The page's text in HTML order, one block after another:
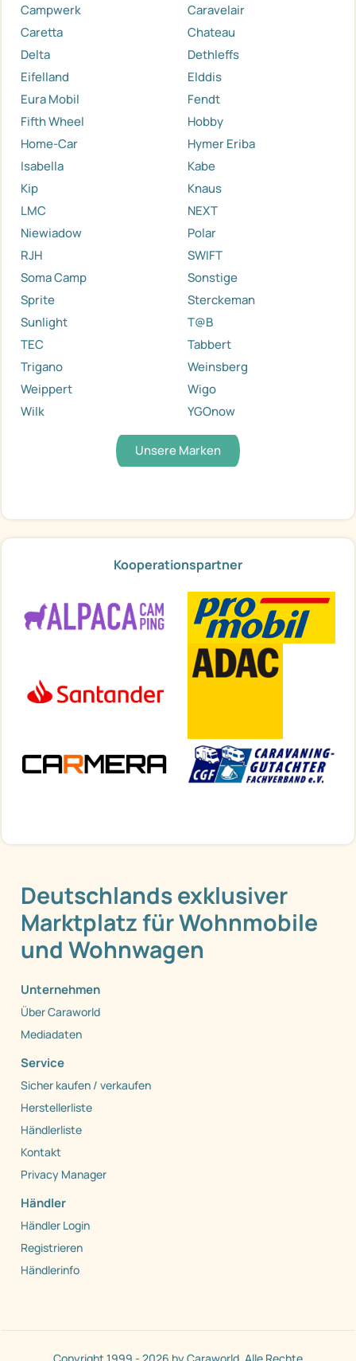
Campwerk
Caravelair
Caretta
Chateau
Delta
Dethleffs
Eifelland
Elddis
Eura Mobil
Fendt
Fifth Wheel
Hobby
Home-Car
Hymer Eriba
Isabella
Kabe
Kip
Knaus
LMC
NEXT
Niewiadow
Polar
RJH
SWIFT
Soma Camp
Sonstige
Sprite
Sterckeman
Sunlight
T@B
TEC
Tabbert
Trigano
Weinsberg
Weippert
Wigo
Wilk
YGOnow
Unsere Marken
Kooperationspartner
Deutschlands exklusiver
Marktplatz für Wohnmobile
und Wohnwagen
Unternehmen
Über Caraworld
Mediadaten
Service
Sicher kaufen / verkaufen
Herstellerliste
Händlerliste
Kontakt
Privacy Manager
Händler
Händler Login
Registrieren
Händlerinfo